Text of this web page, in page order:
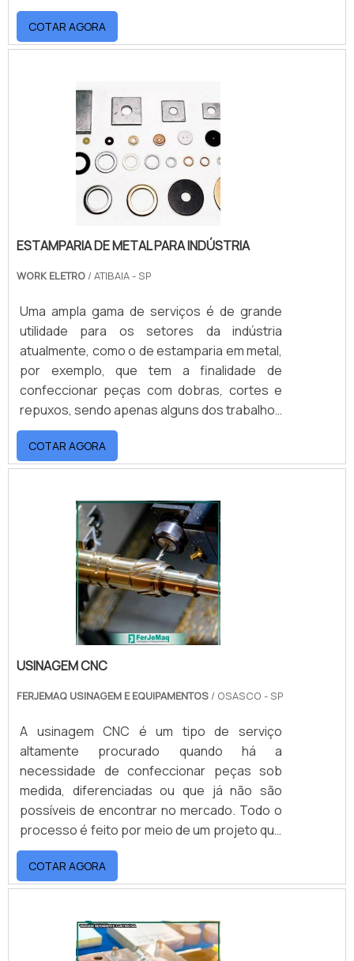
empresas do ramo da estamparia, que
confeccionam peças em chapas metálicas
com maquinários de alta qualidade e
realizar muitos outros procedimentos que
dão forma à peça desejada.IMPORTÂNCIA
DAS EMPRESAS DE ESTAMPARIA DE
METAISSend.
COTAR AGORA
ESTAMPARIA DE METAL PARA INDÚSTRIA
WORK ELETRO / ATIBAIA - SP
Uma ampla gama de serviços é de grande
utilidade para os setores da indústria
atualmente, como o de estamparia em metal,
por exemplo, que tem a finalidade de
confeccionar peças com dobras, cortes e
repuxos, sendo apenas alguns dos trabalhos
feitos pelos maquinários de estampagem.
Por conta disso, a importância da estamparia
se torna incontestável, trabalhando de forma
necessidades que a indústria possa ter
nesse cenário.MAIS SOBRE ESTAMPARIA DE
METAL PARA INDÚ.
COTAR AGORA
USINAGEM CNC
FERJEMAQ USINAGEM E EQUIPAMENTOS / OSASCO - SP
A usinagem CNC é um tipo de serviço
altamente procurado quando há a
necessidade de confeccionar peças sob
medida, diferenciadas ou que já não são
possíveis de encontrar no mercado. Todo o
processo é feito por meio de um projeto que
contém todas as especificações do que vai
ser construído, visando facilitar a fabricação
do item e oferecer um resultado preciso e
contratempos.É comum que as indústrias
busquem por esse tipo de serviço devido às
COTAR AGORA